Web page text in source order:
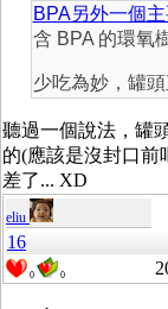
BPA另外一個
含 BPA 的環氧
少吃為妙，罐頭
聽過一個說法，罐
的(應該是沒封口前
差了... XD
eliu
16
0 0